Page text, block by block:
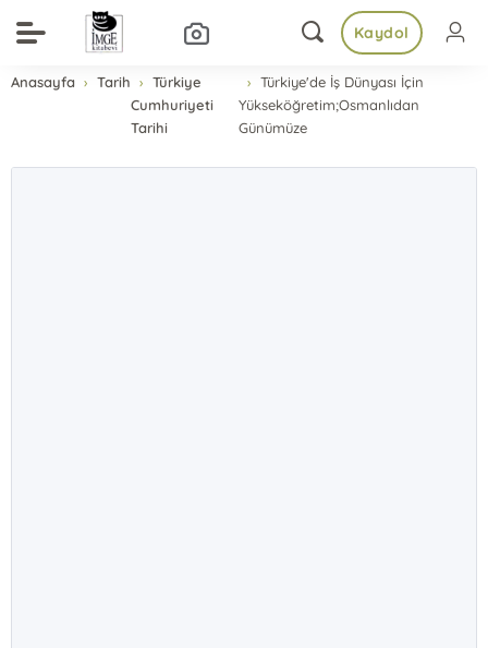
Kaydol
Anasayfa Tarih
Türkiye
Cumhuriyeti
Tarihi
Türkiye'de İş Dünyası İçin
Yükseköğretim;Osmanlıdan
Günümüze